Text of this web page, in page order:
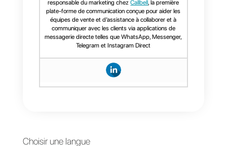
suivi des comptes?
Callbellest le meilleur outil pour
mesurer le suivi des comptes et
cette application, vous serez en